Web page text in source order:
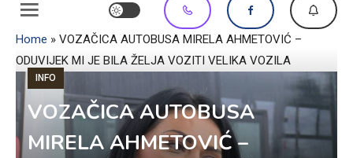
Home » VOZAČICA AUTOBUSA MIRELA AHMETOVIĆ –
ODUVIJEK MI JE BILA ŽELJA VOZITI VELIKA VOZILA
INFO
VOZAČICA AUTOBUSA
MIRELA AHMETOVIĆ –